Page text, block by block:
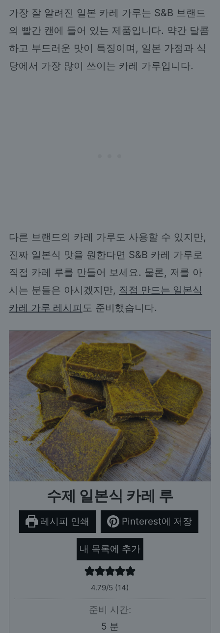
가장 잘 알려진 일본 카레 가루는 S&B 브랜드
의 빨간 캔에 들어 있는 제품입니다. 약간 달콤
하고 부드러운 맛이 특징이며, 일본 가정과 식
당에서 가장 많이 쓰이는 카레 가루입니다.
다른 브랜드의 카레 가루도 사용할 수 있지만,
진짜 일본식 맛을 원한다면 S&B 카레 가루로
직접 카레 루를 만들어 보세요. 물론, 저를 아
시는 분들은 아시겠지만, 직접 만드는 일본식
카레 가루 레시피 도 준비했습니다.
수제 일본식 카레 루
레시피 인쇄 Pinterest에 저장
내 목록에 추가
4.79/5 (14)
준비 시간:
5 분
분